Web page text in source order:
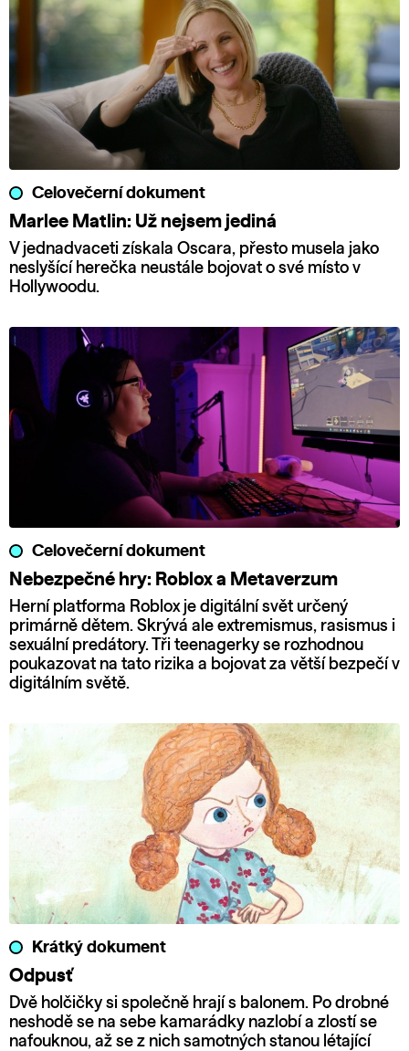
Celovečerní dokument
Marlee Matlin: Už nejsem jediná
V jednadvaceti získala Oscara, přesto musela jako
neslyšící herečka neustále bojovat o své místo v
Hollywoodu.
Celovečerní dokument
Nebezpečné hry: Roblox a Metaverzum
Herní platforma Roblox je digitální svět určený
primárně dětem. Skrývá ale extremismus, rasismus i
sexuální predátory. Tři teenagerky se rozhodnou
poukazovat na tato rizika a bojovat za větší bezpečí v
digitálním světě.
Krátký dokument
Odpusť
Dvě holčičky si společně hrají s balonem. Po drobné
neshodě se na sebe kamarádky nazlobí a zlostí se
nafouknou, až se z nich samotných stanou létající